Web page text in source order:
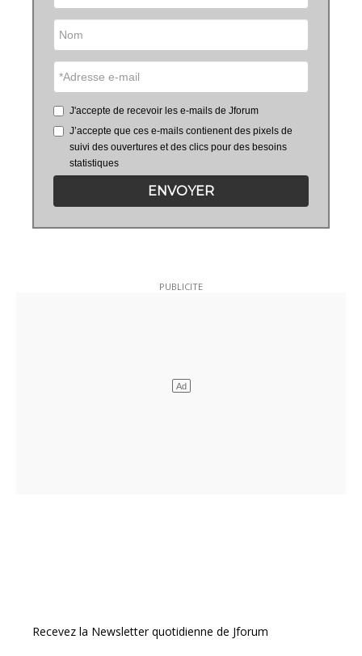
J'accepte de recevoir les e-mails de Jforum
J’accepte que ces e-mails contienent des pixels de
suivi des ouvertures et des clics pour des besoins
statistiques
ENVOYER
Recevez la Newsletter quotidienne de Jforum